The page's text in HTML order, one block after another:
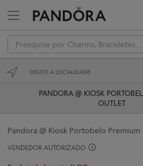
Novidades
Colares
Brincos
PANDORA @ KIOSK
OUTLET
Pandora @ Kiosk Portobelo
VENDEDOR AUTORIZADO